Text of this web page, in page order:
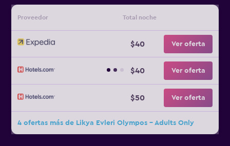
Proveedor Total noche
$40 Ver oferta
$40 Ver oferta
$50 Ver oferta
4 ofertas más de Likya Evleri Olympos - Adults Only